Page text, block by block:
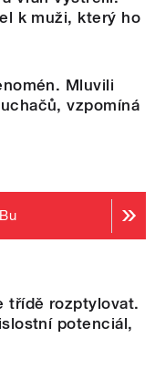
k muži, který ho
Mluvili
vzpomíná
třídě rozptylovat.
potenciál,